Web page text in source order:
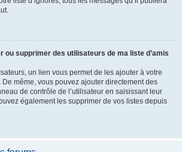
ou supprimer des utilisateurs de ma liste d’amis
un lien vous permet de les ajouter à votre
De même, vous pouvez ajouter directement des
de contrôle de l’utilisateur en saisissant leur
également les supprimer de vos listes depuis